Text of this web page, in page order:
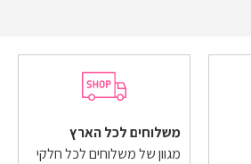
משלוחים לכל הארץ
מגוון של משלוחים לכל חלקי